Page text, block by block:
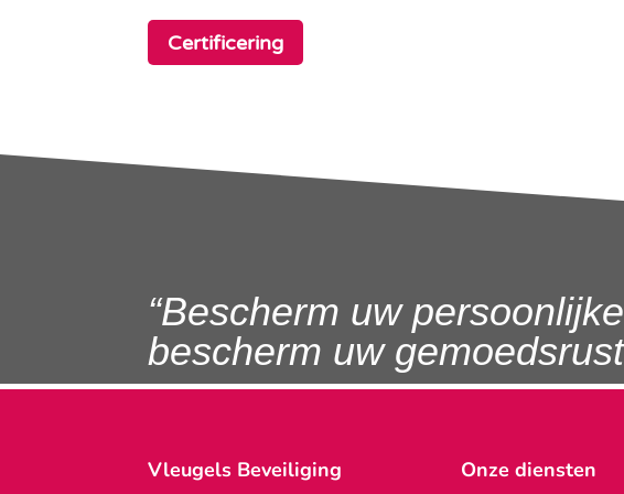
Certificering
“Bescherm uw
bescherm uw
Vleugels Beveiliging Onze diensten